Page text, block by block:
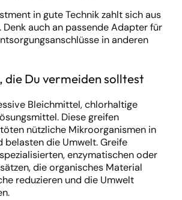
in gute Technik zahlt sich aus
auch an passende Adapter für
in anderen
die Du vermeiden solltest
Bleichmittel, chlorhaltige
Diese greifen
nützliche Mikroorganismen in
belasten die Umwelt. Greife
enzymatischen oder
die organisches Material
reduzieren und die Umwelt